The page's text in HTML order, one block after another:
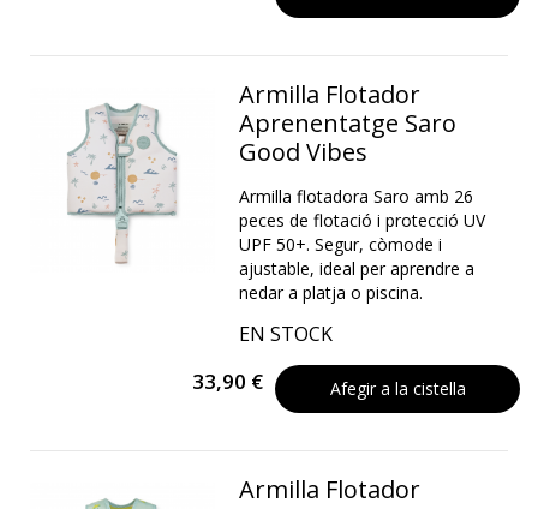
Armilla Flotador
Aprenentatge Saro
Good Vibes
Armilla flotadora Saro amb 26
peces de flotació i protecció UV
UPF 50+. Segur, còmode i
ajustable, ideal per aprendre a
nedar a platja o piscina.
EN STOCK
33,90 € Afegir a la cistella
Armilla Flotador